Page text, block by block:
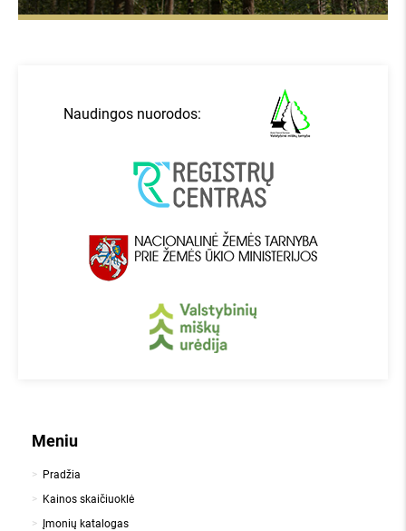
Naudingos nuorodos:
Meniu
Pradžia
Kainos skaičiuoklė
Įmonių katalogas